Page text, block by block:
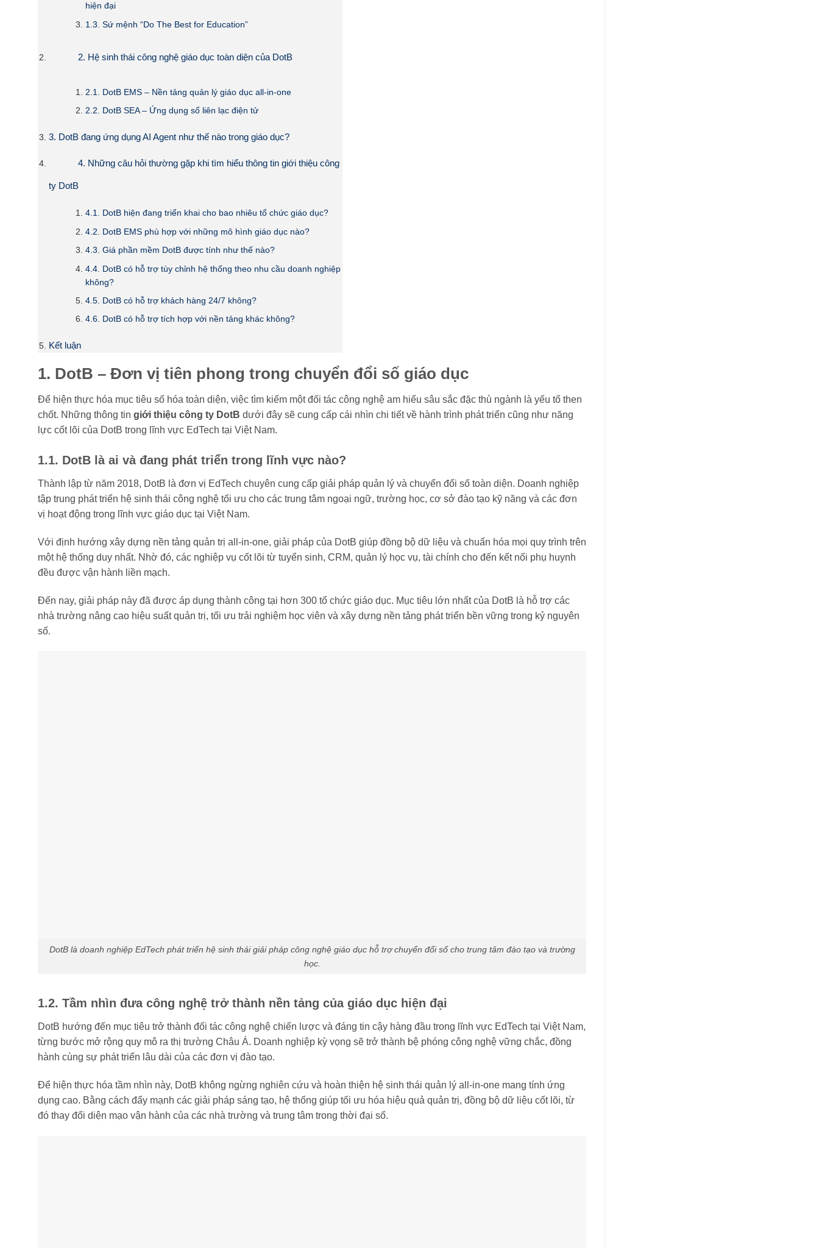
hiện đại
1.3. Sứ mệnh “Do The Best for Education”
2. Hệ sinh thái công nghệ giáo dục toàn diện của DotB
2.1. DotB EMS – Nền tảng quản lý giáo dục all-in-one
2.2. DotB SEA – Ứng dụng sổ liên lạc điện tử
3. DotB đang ứng dụng AI Agent như thế nào trong giáo dục?
4. Những câu hỏi thường gặp khi tìm hiểu thông tin giới thiệu công
ty DotB
4.1. DotB hiện đang triển khai cho bao nhiêu tổ chức giáo dục?
4.2. DotB EMS phù hợp với những mô hình giáo dục nào?
4.3. Giá phần mềm DotB được tính như thế nào?
4.4. DotB có hỗ trợ tùy chỉnh hệ thống theo nhu cầu doanh nghiệp
không?
4.5. DotB có hỗ trợ khách hàng 24/7 không?
4.6. DotB có hỗ trợ tích hợp với nền tảng khác không?
Kết luận
1. DotB – Đơn vị tiên phong trong chuyển đổi số giáo dục
Để hiện thực hóa mục tiêu số hóa toàn diện, việc tìm kiếm một đối tác công nghệ am hiểu sâu sắc đặc thù ngành là yếu tố then
chốt. Những thông tin giới thiệu công ty DotB dưới đây sẽ cung cấp cái nhìn chi tiết về hành trình phát triển cũng như năng
lực cốt lõi của DotB trong lĩnh vực EdTech tại Việt Nam.
1.1. DotB là ai và đang phát triển trong lĩnh vực nào?
Thành lập từ năm 2018, DotB là đơn vị EdTech chuyên cung cấp giải pháp quản lý và chuyển đổi số toàn diện. Doanh nghiệp
tập trung phát triển hệ sinh thái công nghệ tối ưu cho các trung tâm ngoại ngữ, trường học, cơ sở đào tạo kỹ năng và các đơn
vị hoạt động trong lĩnh vực giáo dục tại Việt Nam.
Với định hướng xây dựng nền tảng quản trị all-in-one, giải pháp của DotB giúp đồng bộ dữ liệu và chuẩn hóa mọi quy trình trên
một hệ thống duy nhất. Nhờ đó, các nghiệp vụ cốt lõi từ tuyển sinh, CRM, quản lý học vụ, tài chính cho đến kết nối phụ huynh
đều được vận hành liền mạch.
Đến nay, giải pháp này đã được áp dụng thành công tại hơn 300 tổ chức giáo dục. Mục tiêu lớn nhất của DotB là hỗ trợ các
nhà trường nâng cao hiệu suất quản trị, tối ưu trải nghiệm học viên và xây dựng nền tảng phát triển bền vững trong kỷ nguyên
số.
DotB là doanh nghiệp EdTech phát triển hệ sinh thái giải pháp công nghệ giáo dục hỗ trợ chuyển đổi số cho trung tâm đào tạo và trường
học.
1.2. Tầm nhìn đưa công nghệ trở thành nền tảng của giáo dục hiện đại
DotB hướng đến mục tiêu trở thành đối tác công nghệ chiến lược và đáng tin cậy hàng đầu trong lĩnh vực EdTech tại Việt Nam,
từng bước mở rộng quy mô ra thị trường Châu Á. Doanh nghiệp kỳ vọng sẽ trở thành bệ phóng công nghệ vững chắc, đồng
hành cùng sự phát triển lâu dài của các đơn vị đào tạo.
Để hiện thực hóa tầm nhìn này, DotB không ngừng nghiên cứu và hoàn thiện hệ sinh thái quản lý all-in-one mang tính ứng
dụng cao. Bằng cách đẩy mạnh các giải pháp sáng tạo, hệ thống giúp tối ưu hóa hiệu quả quản trị, đồng bộ dữ liệu cốt lõi, từ
đó thay đổi diện mạo vận hành của các nhà trường và trung tâm trong thời đại số.